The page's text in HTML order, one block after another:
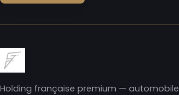
Holding française premium — automobile